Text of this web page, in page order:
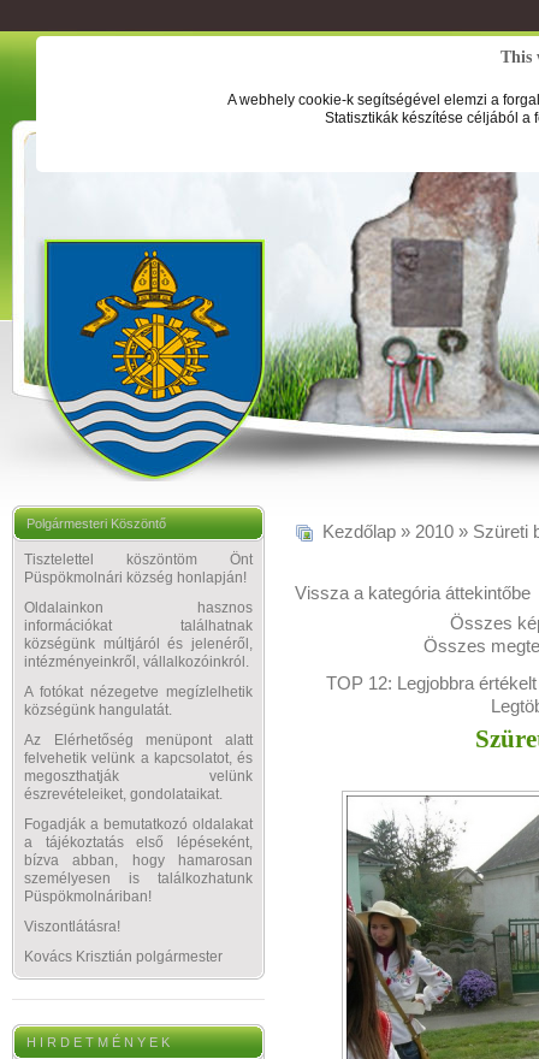
This
A webhely cookie-k segítségével elemzi a
Statisztikák készítése céljából a
Polgármesteri Köszöntő
Tisztelettel köszöntöm Önt
Püspökmolnári község honlapján!
Oldalainkon hasznos
információkat találhatnak
községünk múltjáról és jelenéről,
intézményeinkről, vállalkozóinkról.
A fotókat nézegetve megízlelhetik
községünk hangulatát.
Az Elérhetőség menüpont alatt
felvehetik velünk a kapcsolatot, és
megoszthatják velünk
észrevételeiket, gondolataikat.
Fogadják a bemutatkozó oldalakat
a tájékoztatás első lépéseként,
bízva abban, hogy hamarosan
személyesen is találkozhatunk
Püspökmolnáriban!
Viszontlátásra!
Kovács Krisztián polgármester
H I R D E T M É N Y E K
Kezdőlap » 2010 » Szüreti
Vissza a kategória áttekintőbe
Összes
Összes
TOP 12: Legjobbra értékelt